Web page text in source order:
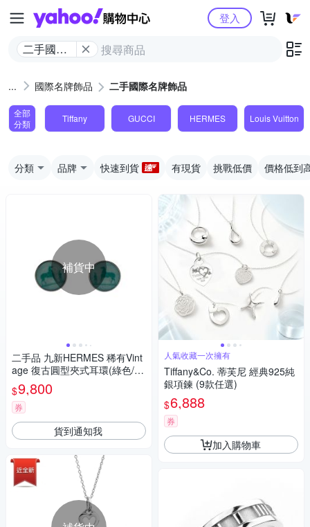
Yahoo購物中心
二手國際
登入
國際名牌飾品 二手國際名牌飾品
全部
分類
Tiffany GUCCI HERMES Louis Vuitton
分類 品牌 快速到貨 有現貨 挑戰低價 價格低到
補貨中
二手品 九新HERMES 稀有Vint
age 復古圓型夾式耳環(綠色/銀
色)
$9,800
券
貨到通知我
人氣收藏一次擁有
Tiffany&Co. 蒂芙尼 經典925純
銀項鍊 (9款任選)
$6,888
券
加入購物車